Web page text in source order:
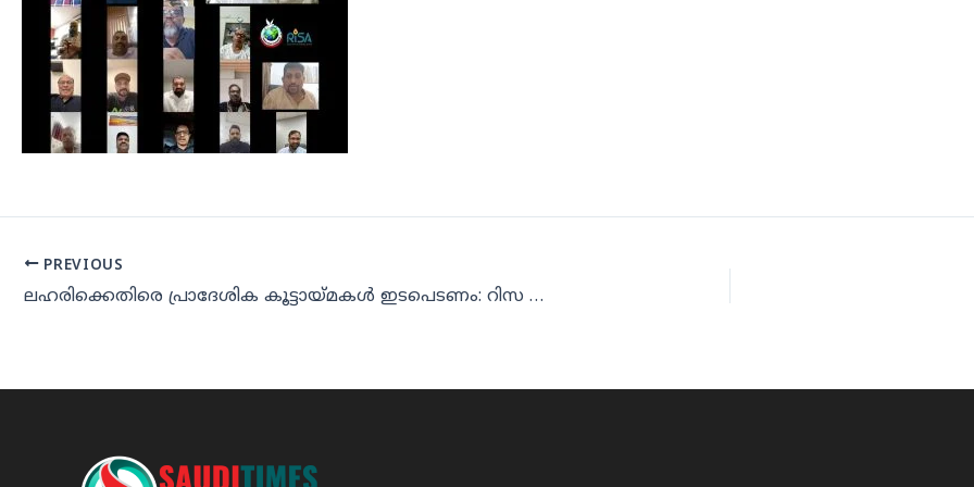
PREVIOUS
ലഹരിക്കെതിരെ പ്രാദേശിക കൂട്ടായ്മകള്‍ ഇടപെടണം: റിസ വെബിനാര്‍